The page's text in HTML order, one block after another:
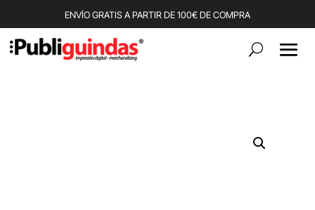
ENVÍO GRATIS A PARTIR DE 100€ DE COMPRA